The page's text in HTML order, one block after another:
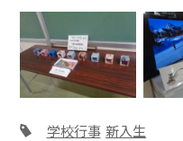
学校行事 新入生